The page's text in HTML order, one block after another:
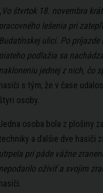
Vo štvrtok 18. novembra
pracovného lešenia pri
Budatínskej ulici. Po
piateho podlažia sa
nakloneniu jednej z nich, čo
hasiči s tým, že v čase
osoby.
osoba bola z plošiny
a ďalšie dve hasiči
utrpela pri páde vážne
nepodarilo oživiť a svojim
hasiči.